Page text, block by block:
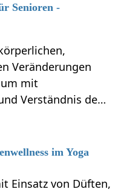
Senioren -
Veränderungen
mit
Verständnis de…
im Yoga
Einsatz von Düften,